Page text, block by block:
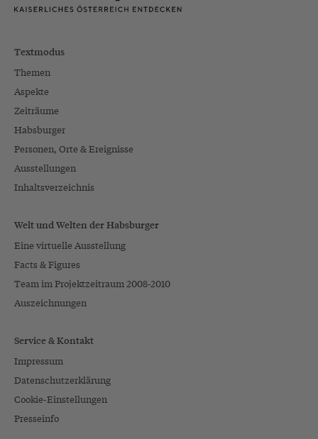
Textmodus
Themen
Aspekte
Zeiträume
Habsburger
Personen, Orte & Ereignisse
Ausstellungen
Inhaltsverzeichnis
Welt und Welten der Habsburger
Eine virtuelle Ausstellung
Facts & Figures
Team im Projektzeitraum 2008-2010
Auszeichnungen
Service & Kontakt
Impressum
Datenschutzerklärung
Cookie-Einstellungen
Presseinfo